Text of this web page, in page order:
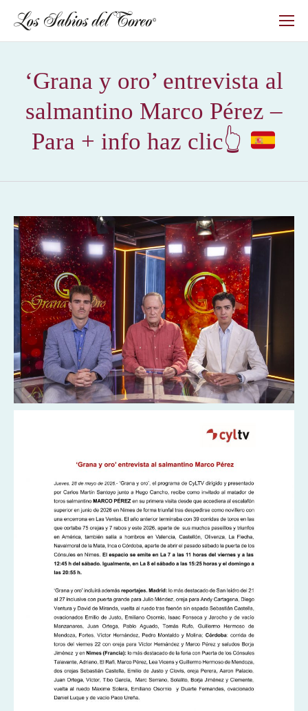
‘Grana y oro’ entrevista al
salmantino Marco Pérez –
Para + info haz clic👆